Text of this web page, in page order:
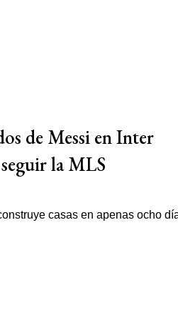
de Messi en Inter
la MLS